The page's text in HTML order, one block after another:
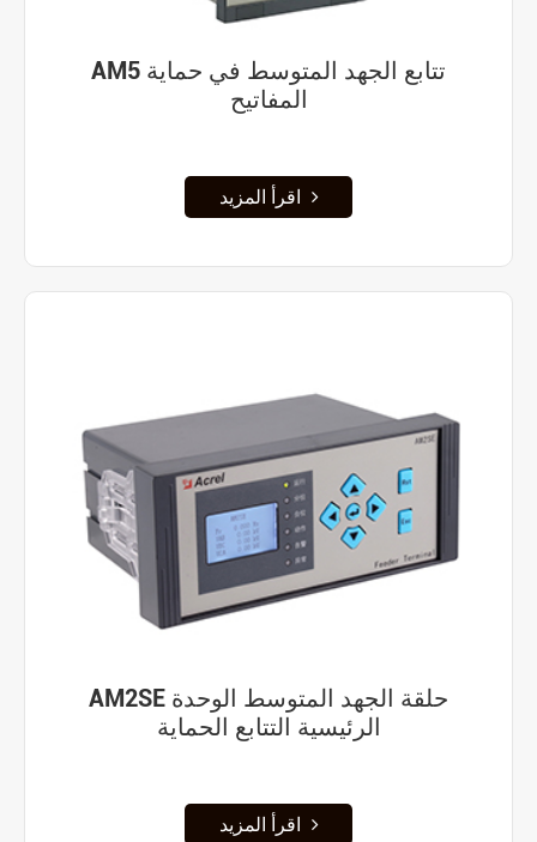
AM5 تتابع الجهد المتوسط في حماية
المفاتيح
AM2SE حلقة الجهد المتوسط الوحدة
الرئيسية التتابع الحماية